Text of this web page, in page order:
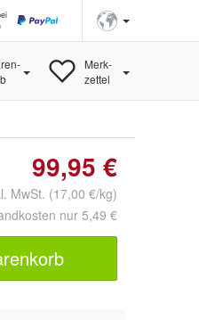
Merk-
zettel
99,95 €
MwSt. (17,00 €/kg)
nur 5,49 €